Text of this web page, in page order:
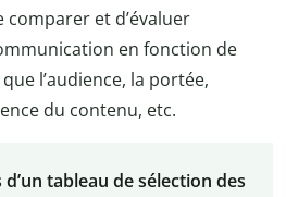
comparer et d’évaluer
en fonction de
l’audience, la portée,
du contenu, etc.
tableau de sélection des